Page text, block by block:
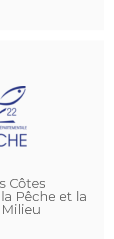
Côtes
Pêche et la